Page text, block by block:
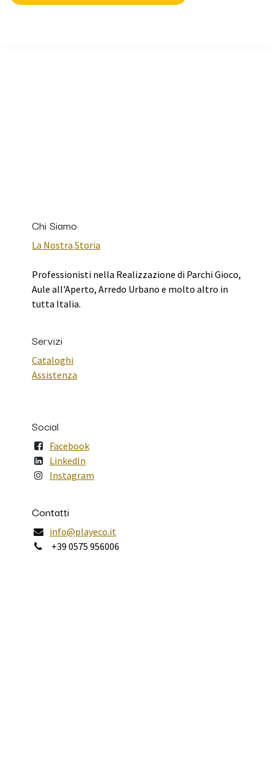
Chi Siamo
La Nostra Storia
Professionisti nella Realizzazione di Parchi Gioco,
Aule all'Aperto, Arredo Urbano e molto altro in
tutta Italia.
Servizi
Cataloghi
Assistenza
Social
Facebook
LinkedIn
Instagram
Contatti
info@playeco.it
+39 0575 956006